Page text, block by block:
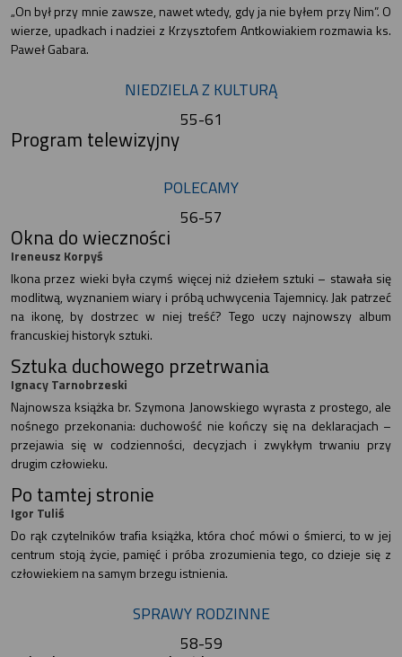
„On był przy mnie zawsze, nawet wtedy, gdy ja nie byłem przy Nim”. O
wierze, upadkach i nadziei z Krzysztofem Antkowiakiem rozmawia ks.
Paweł Gabara.
NIEDZIELA Z KULTURĄ
55-61
Program telewizyjny
POLECAMY
56-57
Okna do wieczności
Ireneusz Korpyś
Ikona przez wieki była czymś więcej niż dziełem sztuki – stawała się
modlitwą, wyznaniem wiary i próbą uchwycenia Tajemnicy. Jak patrzeć
na ikonę, by dostrzec w niej treść? Tego uczy najnowszy album
francuskiej historyk sztuki.
Sztuka duchowego przetrwania
Ignacy Tarnobrzeski
Najnowsza książka br. Szymona Janowskiego wyrasta z prostego, ale
nośnego przekonania: duchowość nie kończy się na deklaracjach –
przejawia się w codzienności, decyzjach i zwykłym trwaniu przy
drugim człowieku.
Po tamtej stronie
Igor Tuliś
Do rąk czytelników trafia książka, która choć mówi o śmierci, to w jej
centrum stoją życie, pamięć i próba zrozumienia tego, co dzieje się z
człowiekiem na samym brzegu istnienia.
SPRAWY RODZINNE
58-59